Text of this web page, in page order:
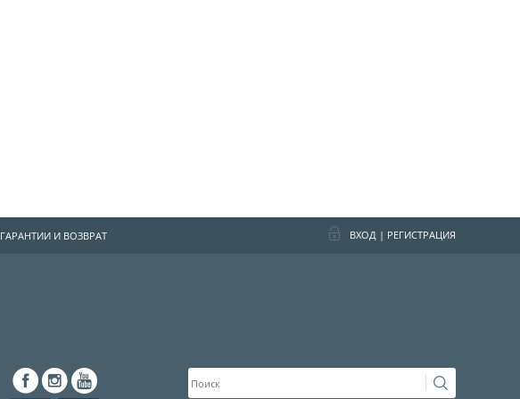
ГАРАНТИИ И ВОЗВРАТ ВХОД | РЕГИСТРАЦИЯ